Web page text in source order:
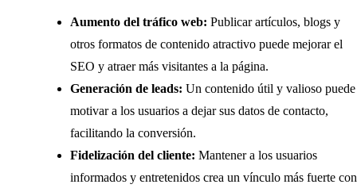
Aumento del tráfico web: Publicar artículos, blogs y
otros formatos de contenido atractivo puede mejorar el
SEO y atraer más visitantes a la página.
Generación de leads: Un contenido útil y valioso puede
motivar a los usuarios a dejar sus datos de contacto,
facilitando la conversión.
Fidelización del cliente: Mantener a los usuarios
informados y entretenidos crea un vínculo más fuerte con